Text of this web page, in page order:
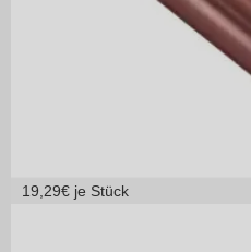
19,29€ je Stück